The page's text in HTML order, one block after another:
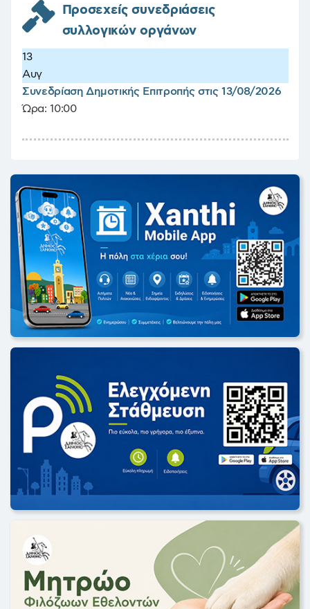
Προσεχείς συνεδριάσεις
συλλογικών οργάνων
13
Αυγ
Συνεδρίαση Δημοτικής Επιτροπής στις 13/08/2026
Ώρα: 10:00